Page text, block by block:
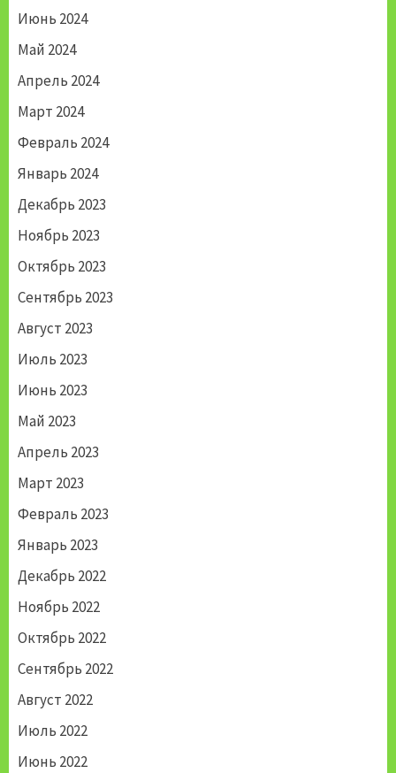
Июнь 2024
Май 2024
Апрель 2024
Март 2024
Февраль 2024
Январь 2024
Декабрь 2023
Ноябрь 2023
Октябрь 2023
Сентябрь 2023
Август 2023
Июль 2023
Июнь 2023
Май 2023
Апрель 2023
Март 2023
Февраль 2023
Январь 2023
Декабрь 2022
Ноябрь 2022
Октябрь 2022
Сентябрь 2022
Август 2022
Июль 2022
Июнь 2022